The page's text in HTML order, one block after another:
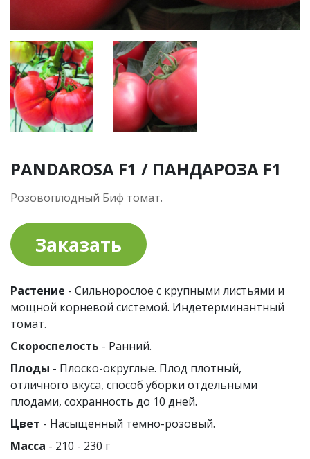
PANDAROSA F1 / ПАНДАРОЗА F1
Розовоплодный Биф томат.
Заказать
Растение - Cильнорослое с крупными листьями и
мощной корневой системой. Индетерминантный
томат.
Скороспелость - Ранний.
Плоды - Плоско-округлые. Плод плотный,
отличного вкуса, способ уборки отдельными
плодами, сохранность до 10 дней.
Цвет - Насыщенный темно-розовый.
Масса - 210 - 230 г